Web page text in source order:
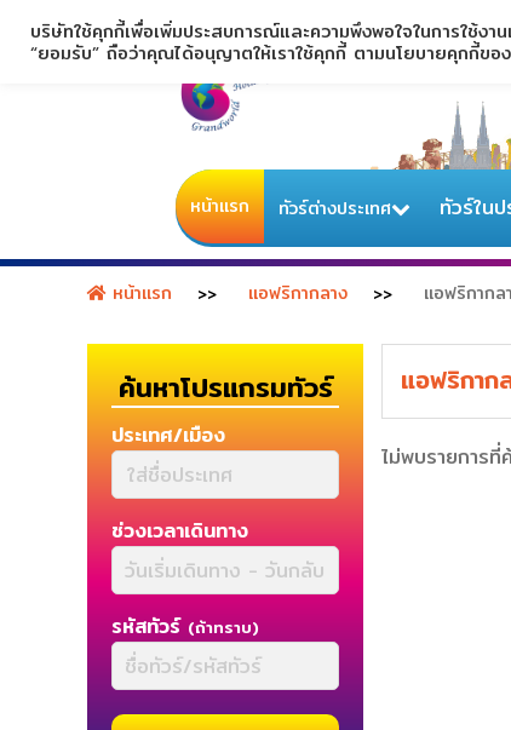
หน้าแรก ทัวร์ต่างประเทศ ทัวร์ในป
หน้าแรก แอฟริกากลาง แอฟริกากล
ค้นหาโปรแกรมทัวร์
ประเทศ/เมือง
ช่วงเวลาเดินทาง
รหัสทัวร์ (ถ้าทราบ)
แอฟริกาก
ไม่พบรายการที่
บริษัทใช้คุกกี้เพื่อเพิ่มประสบการณ์และความพึงพอใจในการใช้ง
“ยอมรับ” ถือว่าคุณได้อนุญาตให้เราใช้คุกกี้ ตามนโยบายคุกกี้ขอ